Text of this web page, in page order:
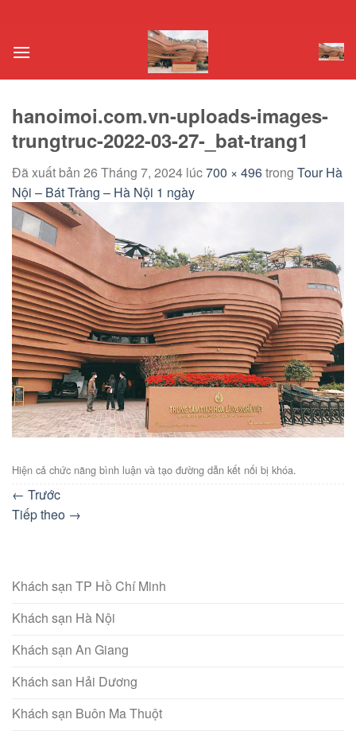
nội
hanoimoi.com.vn-uploads-images-
trungtruc-2022-03-27-_bat-trang1
Đã xuất bản 26 Tháng 7, 2024 lúc700 × 496trong Tour Hà
Nội – Bát Tràng – Hà Nội 1 ngày
Hiện cả chức năng bình luận và tạo đường dẫn kết nối bị khóa.
← Trước
Tiếp theo →
Khách sạn TP Hồ Chí Minh
Khách sạn Hà Nội
Khách sạn An Giang
Khách san Hải Dương
Khách sạn Buôn Ma Thuột